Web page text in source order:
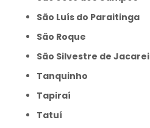
São Luís do Paraitinga
São Roque
São Silvestre de Jacarei
Tanquinho
Tapiraí
Tatuí